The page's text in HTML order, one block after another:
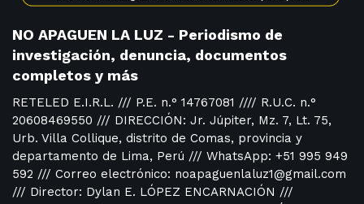
NO APAGUEN LA LUZ - Periodismo de
investigación, denuncia, documentos
completos y más
RETELED E.I.R.L. /// P.E. n.° 14767081 //// R.U.C. n.°
20608469550 /// DIRECCIÓN: Jr. Júpiter, Mz. 7, Lt. 75,
Urb. Villa Collique, distrito de Comas, provincia y
departamento de Lima, Perú /// WhatsApp: +51 995 949
592 /// Correo electrónico: noapaguenlaluz1@gmail.com
/// Director: Dylan E. LÓPEZ ENCARNACIÓN ///